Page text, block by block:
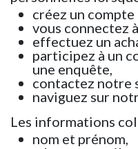
créez un
vous connectez
effectuez un
participez à un
une enquête,
contactez notre
naviguez sur
Les informations
nom et prénom,